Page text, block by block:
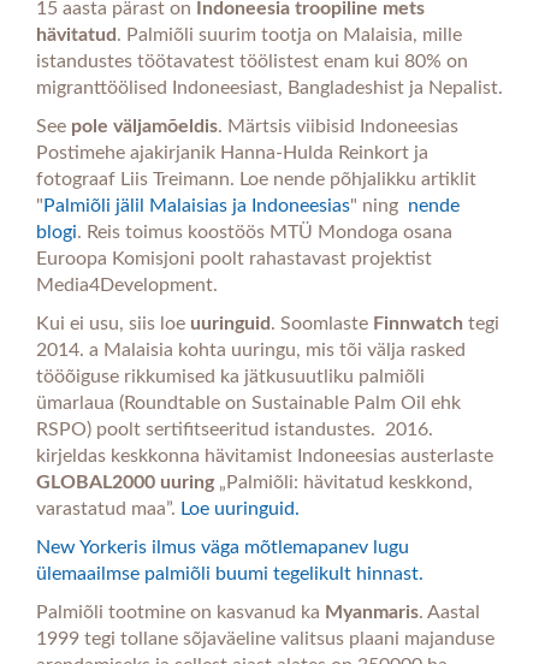
15 aasta pärast on
Indoneesia troopiline mets
hävitatud . Palmiõli suurim tootja on Malaisia, mille
istandustes töötavatest töölistest enam kui 80% on
migranttöölised Indoneesiast, Bangladeshist ja Nepalist.
See pole väljamõeldis. Märtsis viibisid Indoneesias
Postimehe ajakirjanik Hanna-Hulda Reinkort ja
fotograaf Liis Treimann. Loe nende põhjalikku artiklit
" Palmiõli jälil Malaisias ja Indoneesias" ning nende
blogi. Reis toimus koostöös MTÜ Mondoga osana
Euroopa Komisjoni poolt rahastavast projektist
Media4Development.
Kui ei usu, siis loe uuringuid . Soomlaste Finnwatch tegi
2014. a Malaisia kohta uuringu, mis tõi välja rasked
tööõiguse rikkumised ka jätkusuutliku palmiõli
ümarlaua (Roundtable on Sustainable Palm Oil ehk
RSPO) poolt sertifitseeritud istandustes. 2016.
kirjeldas keskkonna hävitamist Indoneesias austerlaste
GLOBAL2000 uuring„Palmiõli: hävitatud keskkond,
varastatud maa”. Loe uuringuid.
New Yorkeris ilmus väga mõtlemapanev lugu
ülemaailmse palmiõli buumi tegelikult hinnast.
Palmiõli tootmine on kasvanud ka Myanmaris. Aastal
1999 tegi tollane sõjaväeline valitsus plaani majanduse